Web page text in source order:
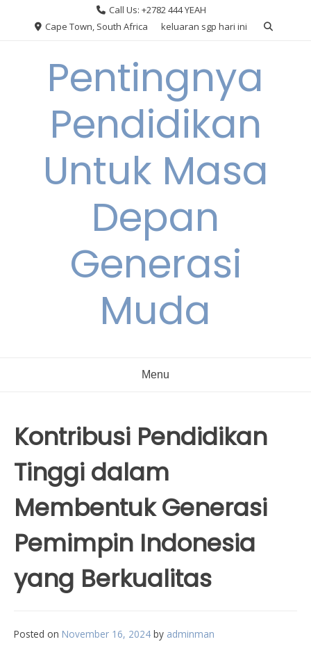
Call Us: +2782 444 YEAH
Cape Town, South Africa
keluaran sgp hari ini
Pentingnya
Pendidikan
Untuk Masa
Depan
Generasi
Muda
Menu
Kontribusi Pendidikan
Tinggi dalam
Membentuk Generasi
Pemimpin Indonesia
yang Berkualitas
Posted on November 16, 2024 by adminman